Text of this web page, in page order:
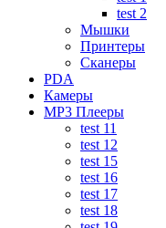
test 2
Мышки
Принтеры
Сканеры
PDA
Камеры
MP3 Плееры
test 11
test 12
test 15
test 16
test 17
test 18